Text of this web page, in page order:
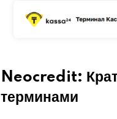
Neocredit:
терминами